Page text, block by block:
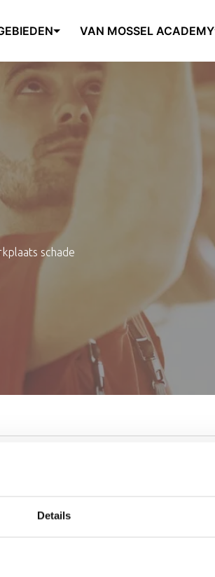
Details
VAN MOSSEL ACADEMY
schade
weg op gaat? Bij Van
ervaren
ons team komt